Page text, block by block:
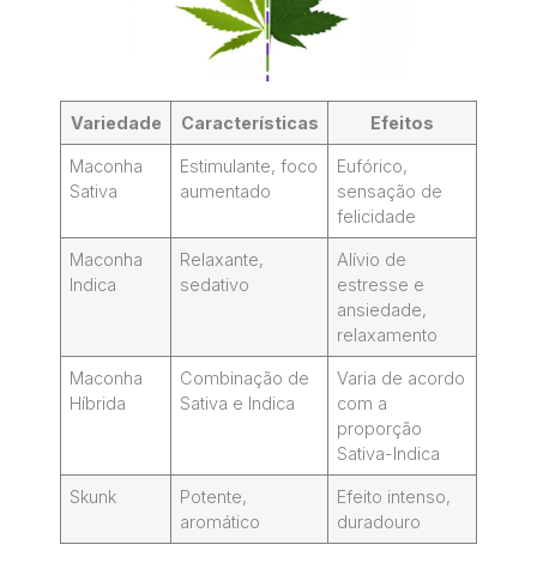
Variedade Características Efeitos
Maconha
Sativa
Estimulante, foco
aumentado
Eufórico,
sensação de
felicidade
Maconha
Indica
Relaxante,
sedativo
Alívio de
estresse e
ansiedade,
relaxamento
Maconha
Híbrida
Combinação de
Sativa e Indica
Varia de acordo
com a
proporção
Sativa-Indica
Skunk
Potente,
aromático
Efeito intenso,
duradouro